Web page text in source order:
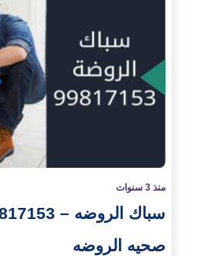
منذ 3 سنوات
صحيه الروضه